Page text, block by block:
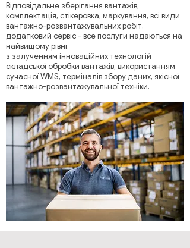
Відповідальне зберігання вантажів,
комплектація, стікеровка, маркування, всі види
вантажно-розвантажувальних робіт,
додатковий сервіс - все послуги надаються на
найвищому рівні,
з залученням інноваційних технологій
складської обробки вантажів, використанням
сучасної WMS, терміналів збору даних, якісної
вантажно-розвантажувальної техніки.